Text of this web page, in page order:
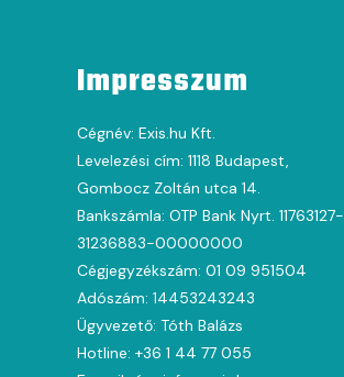
Impresszum
Cégnév: Exis.hu Kft.
Levelezési cím: 1118 Budapest,
Gombocz Zoltán utca 14.
Bankszámla: OTP Bank Nyrt. 11763127-
31236883-00000000
Cégjegyzékszám: 01 09 951504
Adószám: 14453243243
Ügyvezető: Tóth Balázs
Hotline: +36 1 44 77 055